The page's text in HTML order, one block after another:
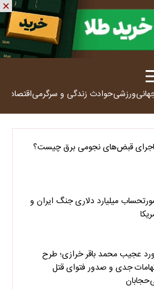
ورزشیحوادث زندگی و سرگرمیاقتصاد
قبض‌های نجومی برق چیست؟
میلیارد دلاری جنگ ایران و
عجیب محمد باقر خرازی؛ طرح
جدی و صدور فتوای قتل